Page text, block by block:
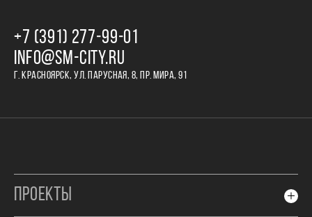
+7 (391) 277‒99‒01
INFO@SM-CITY.RU
Г. КРАСНОЯРСК, УЛ. ПАРУСНАЯ, 8, ПР. МИРА, 91
ПРОЕКТЫ